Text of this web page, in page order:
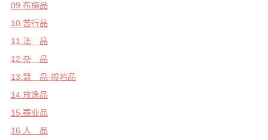
09.布施品
10.苦行品
11.法 品
12.杂 品
13.慧 品·般若品
14.放逸品
15.罪业品
16.人 品